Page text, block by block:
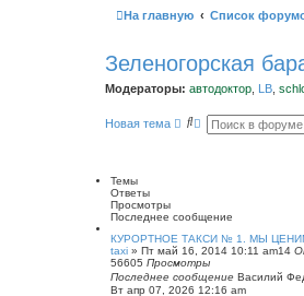
На главную Список
Зеленогорская
Модераторы: автодоктор LB
Новая тема
П Р
н
ы
й
п
о
и
Темы
Ответы
Просмотры
Последнее сообщение
КУРОРТНОЕ ТАКСИ № 1. МЫ
taxi » Пт май 16, 2014 10:11 am14
56605 Просмотры
Последнее сообщение Василий
Вт апр 07, 2026 12:16 am